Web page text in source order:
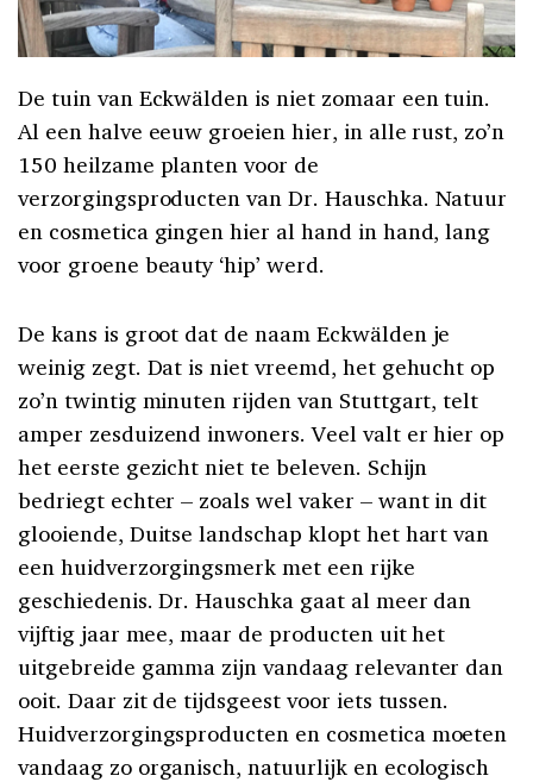
De tuin van Eckwälden is niet zomaar een tuin.
Al een halve eeuw groeien hier, in alle rust, zo’n
150 heilzame planten voor de
verzorgingsproducten van Dr. Hauschka. Natuur
en cosmetica gingen hier al hand in hand, lang
voor groene beauty ‘hip’ werd.
De kans is groot dat de naam Eckwälden je
weinig zegt. Dat is niet vreemd, het gehucht op
zo’n twintig minuten rijden van Stuttgart, telt
amper zesduizend inwoners. Veel valt er hier op
het eerste gezicht niet te beleven. Schijn
bedriegt echter – zoals wel vaker – want in dit
glooiende, Duitse landschap klopt het hart van
een huidverzorgingsmerk met een rijke
geschiedenis. Dr. Hauschka gaat al meer dan
vijftig jaar mee, maar de producten uit het
uitgebreide gamma zijn vandaag relevanter dan
ooit. Daar zit de tijdsgeest voor iets tussen.
Huidverzorgingsproducten en cosmetica moeten
vandaag zo organisch, natuurlijk en ecologisch